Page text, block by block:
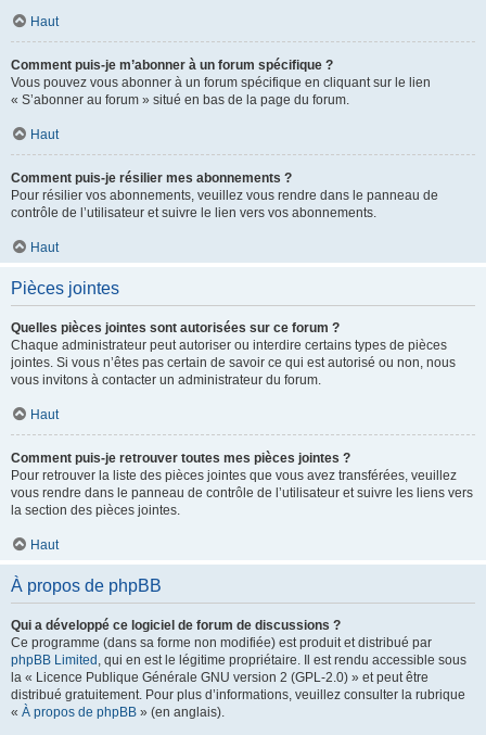
Haut
Comment puis-je m’abonner à un forum spécifique ?
Vous pouvez vous abonner à un forum spécifique en cliquant sur le lien
« S’abonner au forum » situé en bas de la page du forum.
Haut
Comment puis-je résilier mes abonnements ?
Pour résilier vos abonnements, veuillez vous rendre dans le panneau de
contrôle de l’utilisateur et suivre le lien vers vos abonnements.
Haut
Pièces jointes
Quelles pièces jointes sont autorisées sur ce forum ?
Chaque administrateur peut autoriser ou interdire certains types de pièces
jointes. Si vous n’êtes pas certain de savoir ce qui est autorisé ou non, nous
vous invitons à contacter un administrateur du forum.
Haut
Comment puis-je retrouver toutes mes pièces jointes ?
Pour retrouver la liste des pièces jointes que vous avez transférées, veuillez
vous rendre dans le panneau de contrôle de l’utilisateur et suivre les liens vers
la section des pièces jointes.
Haut
À propos de phpBB
Qui a développé ce logiciel de forum de discussions ?
Ce programme (dans sa forme non modifiée) est produit et distribué par
phpBB Limited , qui en est le légitime propriétaire. Il est rendu accessible sous
la « Licence Publique Générale GNU version 2 (GPL-2.0) » et peut être
distribué gratuitement. Pour plus d’informations, veuillez consulter la rubrique
« À propos de phpBB » (en anglais).